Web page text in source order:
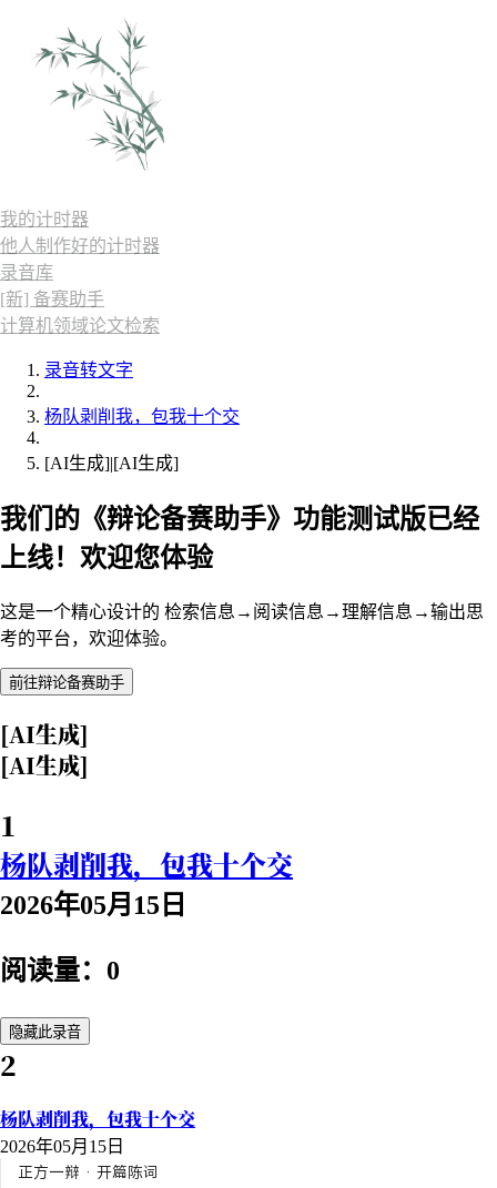
我的计时器
他人制作好的计时器
录音库
[新] 备赛助手
计算机领域论文检索
录音转文字
杨队剥削我，包我十个交
[AI生成]|[AI生成]
我们的《辩论备赛助手》功能测试版已经
上线！欢迎您体验
这是一个精心设计的 检索信息→阅读信息→理解信息→输出思
考的平台，欢迎体验。
前往辩论备赛助手
[AI生成]
[AI生成]
1
杨队剥削我，包我十个交
2026年05月15日
阅读量：0
隐藏此录音
2
杨队剥削我，包我十个交
2026年05月15日
正方一辩 · 开篇陈词